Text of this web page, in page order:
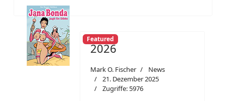
Featured
2026
Mark O. Fischer
News
21. Dezember 2025
Zugriffe: 5976